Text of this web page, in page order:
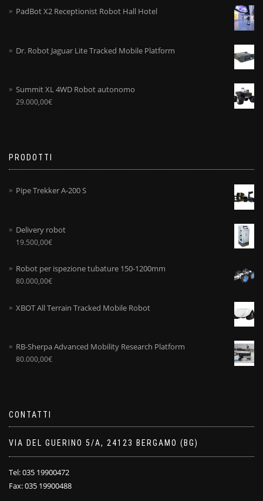
PadBot X2 Receptionist Robot Hall Hotel
Dr. Robot Jaguar Lite Tracked Mobile Platform
Summit XL 4WD Robot autonomo
29.000,00€
PRODOTTI
Pipe Trekker A-200 S
Delivery robot
19.500,00€
Robot per ispezione tubature 150-1200mm
80.000,00€
XBOT All Terrain Tracked Mobile Robot
RB-Sherpa Advanced Mobility Research Platform
80.000,00€
CONTATTI
VIA DEL GUERINO 5/A, 24123 BERGAMO (BG)
Tel: 035 19900472
Fax: 035 19900488